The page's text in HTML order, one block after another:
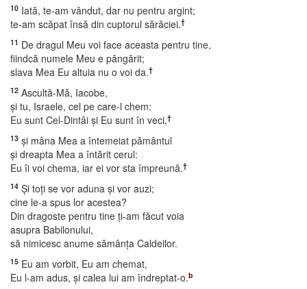
10 Iată, te-am vândut, dar nu pentru argint;
te-am scăpat însă din cuptorul sărăciei.†
11 De dragul Meu voi face aceasta pentru tine,
fiindcă numele Meu e pângărit;
slava Mea Eu altuia nu o voi da.†
12 Ascultă-Mă, Iacobe,
şi tu, Israele, cel pe care-l chem:
Eu sunt Cel-Dintâi şi Eu sunt în veci,†
13 şi mâna Mea a întemeiat pământul
şi dreapta Mea a întărit cerul:
Eu îi voi chema, iar ei vor sta împreună.†
14 Şi toţi se vor aduna şi vor auzi;
cine le-a spus lor acestea?
Din dragoste pentru tine ţi-am făcut voia
asupra Babilonului,
să nimicesc anume sămânţa Caldeilor.
15 Eu am vorbit, Eu am chemat,
Eu l-am adus, şi calea lui am îndreptat-o.b